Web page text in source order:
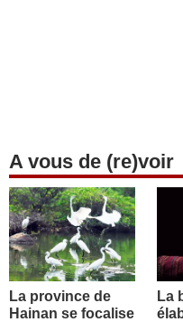
A vous de (re)voir
La province de
Hainan se focalise
La